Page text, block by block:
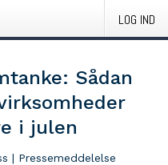
LOG IND
Sådan
i julen
| Pressemeddelelse